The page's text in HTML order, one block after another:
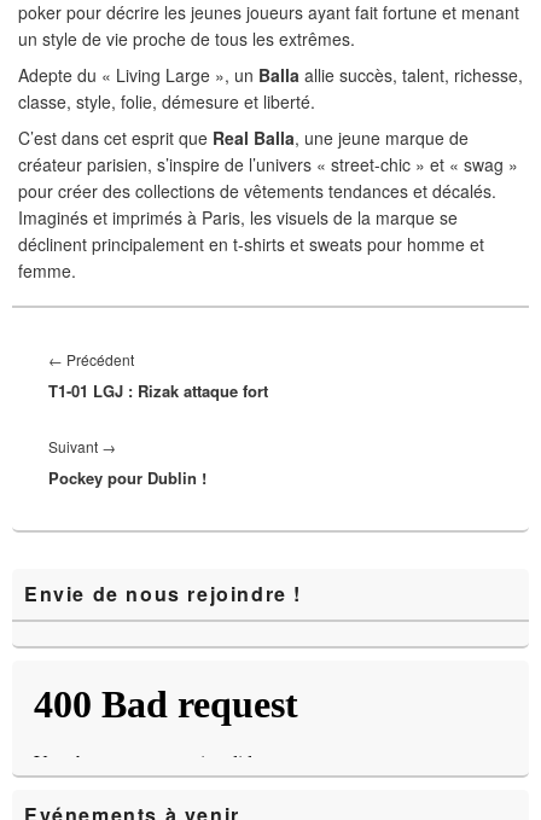
poker pour décrire les jeunes joueurs ayant fait fortune et menant
un style de vie proche de tous les extrêmes.
Adepte du « Living Large », un Balla allie succès, talent, richesse,
classe, style, folie, démesure et liberté.
C’est dans cet esprit que Real Balla, une jeune marque de
créateur parisien, s’inspire de l’univers « street-chic » et « swag »
pour créer des collections de vêtements tendances et décalés.
Imaginés et imprimés à Paris, les visuels de la marque se
déclinent principalement en t-shirts et sweats pour homme et
femme.
de
← PrécédentArticle
précédent :
T1-01 LGJ : Rizak attaque fort
Suivant →
suivant :
Pockey pour Dublin !
principale
de
widget
barre
Envie de nous rejoindre !